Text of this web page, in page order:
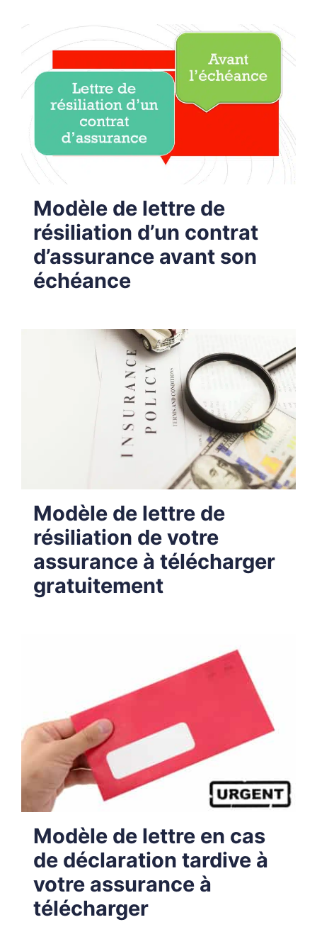
Modèle de lettre de
résiliation d’un contrat
d’assurance avant son
échéance
Modèle de lettre de
résiliation de votre
assurance à télécharger
gratuitement
Modèle de lettre en cas
de déclaration tardive à
votre assurance à
télécharger